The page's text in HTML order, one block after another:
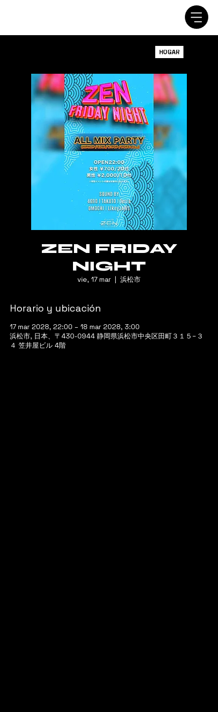
HOGAR
ZEN FRIDAY
NIGHT
vie, 17 mar
  |
浜松市
Horario y ubicación
17 mar 2028, 22:00 – 18 mar 2028, 3:00
浜松市, 日本、〒430-0944 静岡県浜松市中央区田町３１５−３
４ 笠井屋ビル 4階